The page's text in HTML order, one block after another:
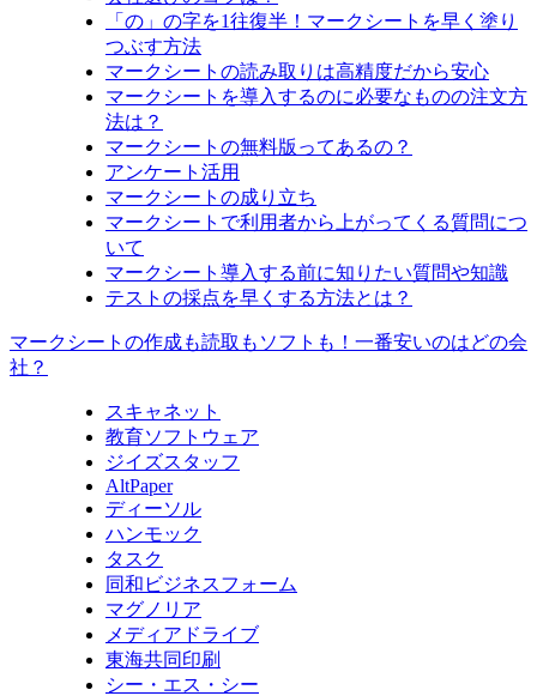
「の」の字を1往復半！マークシートを早く塗り
つぶす方法
マークシートの読み取りは高精度だから安心
マークシートを導入するのに必要なものの注文方
法は？
マークシートの無料版ってあるの？
アンケート活用
マークシートの成り立ち
マークシートで利用者から上がってくる質問につ
いて
マークシート導入する前に知りたい質問や知識
テストの採点を早くする方法とは？
マークシートの作成も読取もソフトも！一番安いのはどの会
社？
スキャネット
教育ソフトウェア
ジイズスタッフ
AltPaper
ディーソル
ハンモック
タスク
同和ビジネスフォーム
マグノリア
メディアドライブ
東海共同印刷
シー・エス・シー